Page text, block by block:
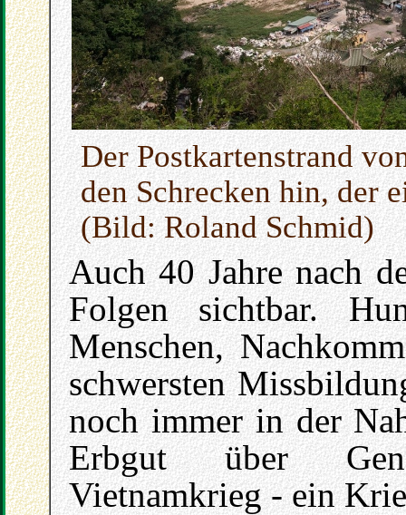
Der Postkartenstrand
den Schrecken hin, der
(Bild: Roland Schmid)
Auch 40 Jahre nach
Folgen sichtbar.
Menschen,
schwersten
noch immer in der
Erbgut über
Vietnamkrieg - ein